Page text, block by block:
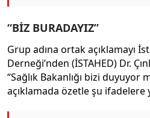
“BİZ BURADAYIZ”
Grup adına ortak açıklamayı
Derneği’nden (İSTAHED) Dr.
“Sağlık Bakanlığı bizi duyuyor
açıklamada özetle şu ifadelere